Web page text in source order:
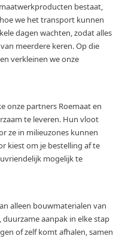
bestaat,
we het transport kunnen
dagen wachten, zodat alles
meerdere keren. Op die
verkleinen we onze
onze partners Roemaat en
te leveren. Hun vloot
ze in milieuzones kunnen
kiest om je bestelling af te
mogelijk te
alleen bouwmaterialen van
aanpak in elke stap
of zelf komt afhalen, samen